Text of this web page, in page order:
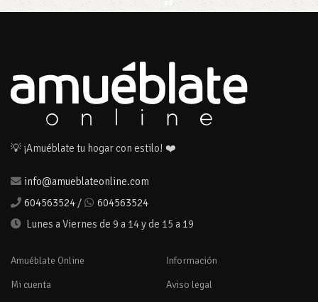
💡 ¡Amuéblate tu hogar con estilo! ❤️
info@amueblateonline.com
604563524 /
604563524
Lunes a Viernes de 9 a 14 y de 15 a 19
Amuéblate Online
Mi cuenta
Información
Aviso legal